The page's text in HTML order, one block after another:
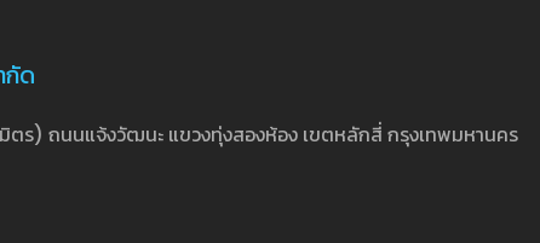
กัด
) ถนนแจ้งวัฒนะ แขวงทุ่งสองห้อง เขตหลักสี่ กรุงเทพมหานคร